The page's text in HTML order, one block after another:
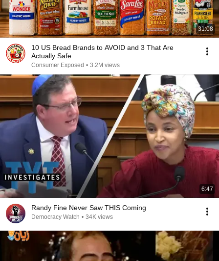
31:08
10 US Bread Brands to AVOID and 3 That Are
Actually Safe
Consumer Exposed • 3.2M views
6:47
Randy Fine Never Saw THIS Coming
Democracy Watch • 34K views